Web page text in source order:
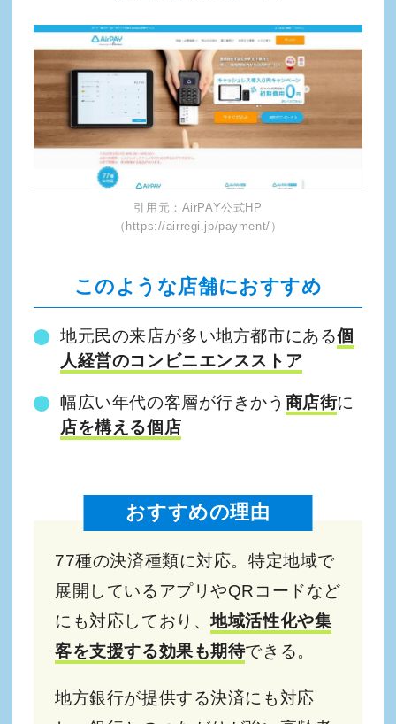
引用元：AirPAY公式HP
（https://airregi.jp/payment/）
このような店舗におすすめ
地元民の来店が多い地方都市にある個
人経営のコンビニエンスストア
幅広い年代の客層が行きかう 商店街に
店を構える個店
おすすめの理由
77種の決済種類に対応。特定地域で
展開しているアプリやQRコードなど
にも対応しており、地域活性化や集
客を支援する効果も期待できる。
地方銀行が提供する決済にも対応